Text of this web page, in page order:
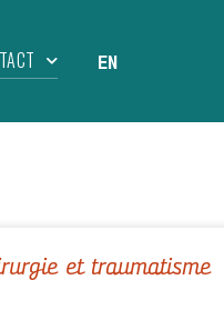
EN
et traumatisme